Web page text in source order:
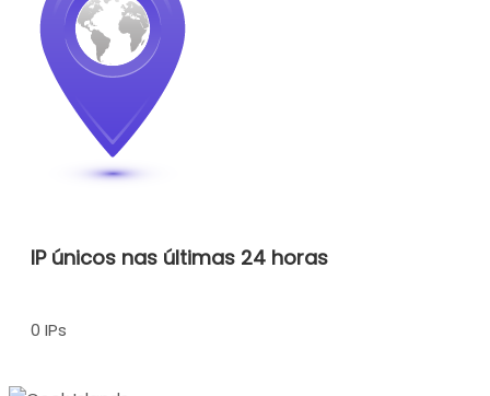
IP únicos nas últimas 24 horas
0 IPs